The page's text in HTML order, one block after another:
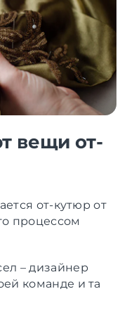
вещи от-
от-кутюр от
процессом
– дизайнер
команде и та